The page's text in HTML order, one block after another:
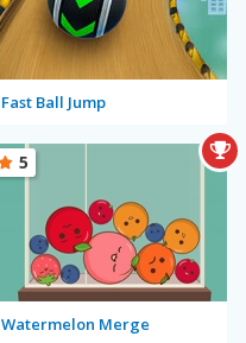
Fast Ball Jump
Watermelon Merge
5